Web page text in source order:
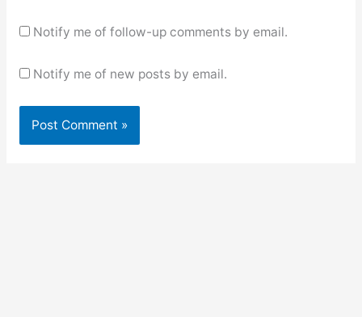
Notify me of follow-up comments by email.
Notify me of new posts by email.